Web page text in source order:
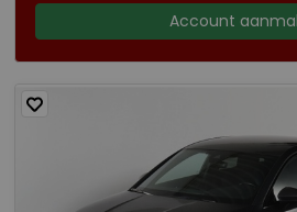
Account